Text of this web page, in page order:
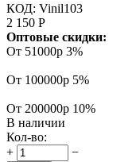
КОД: Vinil103
2 150 Р
Оптовые скидки:
От 51000р 3%
От 100000р 5%
От 200000р 10%
В наличии
Кол-во:
+
−